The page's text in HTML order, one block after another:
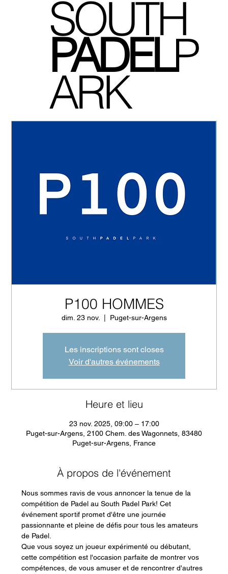
SOUTH
PADELP
ARK
P100 HOMMES
dim. 23 nov. Puget-sur-Argens
Les inscriptions sont closes
Voir d'autres événements
Heure et lieu
23 nov. 2025, 09:00 – 17:00
Puget-sur-Argens, 2100 Chem. des Wagonnets, 83480
Puget-sur-Argens, France
À propos de l'événement
Nous sommes ravis de vous annoncer la tenue de la
compétition de Padel au South Padel Park! Cet
événement sportif promet d'être une journée
passionnante et pleine de défis pour tous les amateurs
de Padel.
Que vous soyez un joueur expérimenté ou débutant,
cette compétition est l'occasion parfaite de montrer vos
compétences, de vous amuser et de rencontrer d'autres